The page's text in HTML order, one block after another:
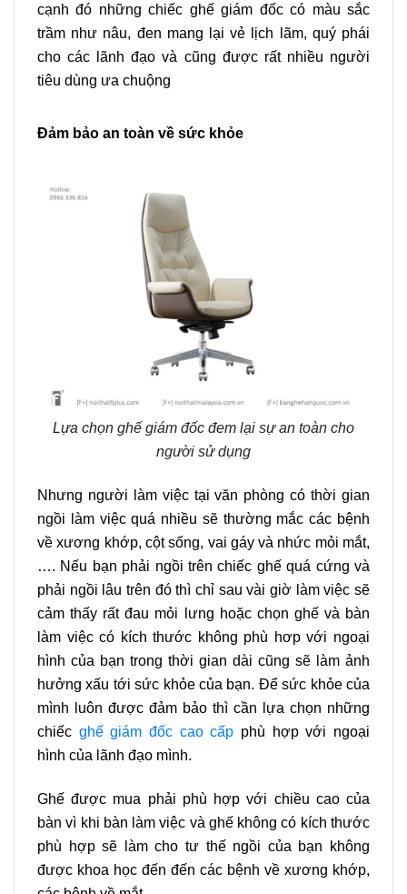
cạnh đó những chiếc ghế giám đốc có màu sắc
trầm như nâu, đen mang lại vẻ lịch lãm, quý phái
cho các lãnh đạo và cũng được rất nhiều người
tiêu dùng ưa chuộng
Đảm bảo an toàn về sức khỏe
Lựa chọn ghế giám đốc đem lại sự an toàn cho
người sử dụng
Nhưng người làm việc tại văn phòng có thời gian
ngồi làm việc quá nhiều sẽ thường mắc các bệnh
về xương khớp, cột sống, vai gáy và nhức mỏi mắt,
…. Nếu bạn phải ngồi trên chiếc ghế quá cứng và
phải ngồi lâu trên đó thì chỉ sau vài giờ làm việc sẽ
cảm thấy rất đau mỏi lưng hoặc chọn ghế và bàn
làm việc có kích thước không phù hơp với ngoại
hình của bạn trong thời gian dài cũng sẽ làm ảnh
hưởng xấu tới sức khỏe của bạn. Để sức khỏe của
mình luôn được đảm bảo thì cần lựa chọn những
chiếc ghế giám đốc cao cấp phù hợp với ngoại
hình của lãnh đạo mình.
Ghế được mua phải phù hợp với chiều cao của
bàn vì khi bàn làm việc và ghế không có kích thước
phù hợp sẽ làm cho tư thế ngồi của bạn không
được khoa học đến đến các bệnh về xương khớp,